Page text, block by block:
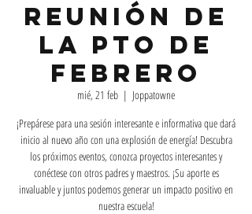
Reunión de
la PTO de
febrero
mié, 21 feb
  |
Joppatowne
¡Prepárese para una sesión interesante e informativa que dará
inicio al nuevo año con una explosión de energía! Descubra
los próximos eventos, conozca proyectos interesantes y
conéctese con otros padres y maestros. ¡Su aporte es
invaluable y juntos podemos generar un impacto positivo en
nuestra escuela!